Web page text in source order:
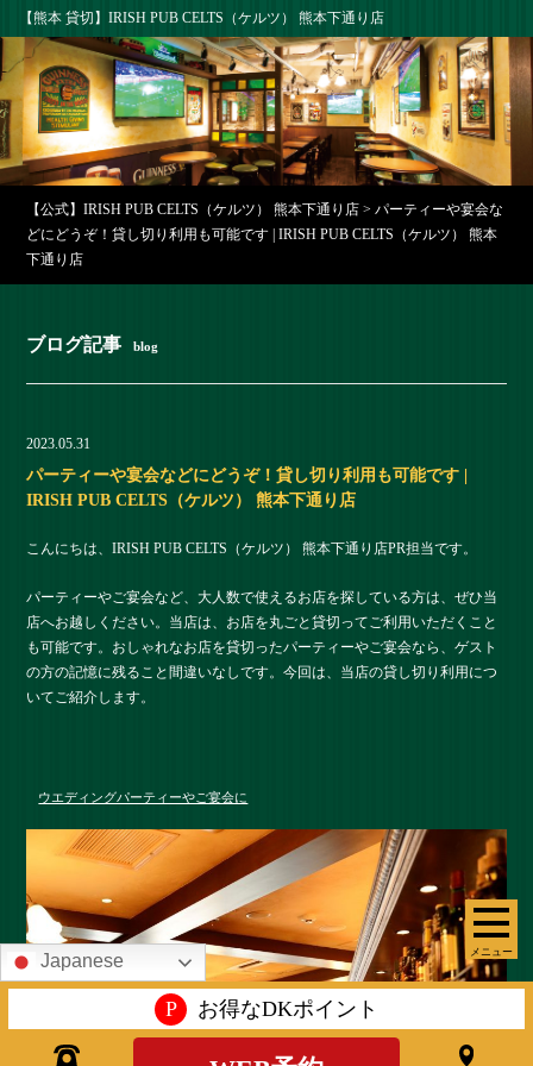
【熊本 貸切】IRISH PUB CELTS（ケルツ） 熊本下通り店
メニュー
【公式】IRISH PUB CELTS（ケルツ） 熊本下通り店 >パーティーや宴会な
どにどうぞ！貸し切り利用も可能です | IRISH PUB CELTS（ケルツ） 熊本
下通り店
ブログ記事 blog
2023.05.31
パーティーや宴会などにどうぞ！貸し切り利用も可能です |
IRISH PUB CELTS（ケルツ） 熊本下通り店
こんにちは、IRISH PUB CELTS（ケルツ） 熊本下通り店PR担当です。
パーティーやご宴会など、大人数で使えるお店を探している方は、ぜひ当
店へお越しください。当店は、お店を丸ごと貸切ってご利用いただくこと
も可能です。おしゃれなお店を貸切ったパーティーやご宴会なら、ゲスト
の方の記憶に残ること間違いなしです。今回は、当店の貸し切り利用につ
いてご紹介します。
ウエディングパーティーやご宴会に
Japanese
P お得なDKポイント